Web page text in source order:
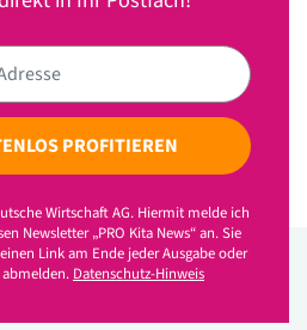
PROFITIEREN
Wirtschaft AG. Hiermit melde ich
Newsletter „PRO Kita News“ an. Sie
Link am Ende jeder Ausgabe oder
abmelden. Datenschutz-Hinweis